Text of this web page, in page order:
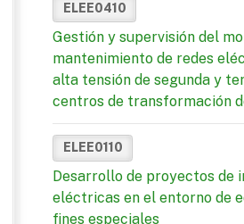
ELEE0410
Gestión y supervisión del
mantenimiento de redes
alta tensión de segunda y
centros de transformación
ELEE0110
Desarrollo de proyectos de
eléctricas en el entorno de
fines especiales